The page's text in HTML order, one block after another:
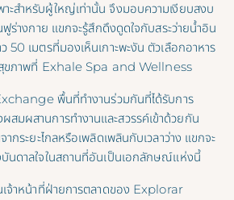
ะสำหรับผู้ใหญ่เท่านั้น จึงมอบความเงียบสงบ
ร่างกาย แขกจะรู้สึกดึงดูดใจกับสระว่ายน้ำอิน
เมตรที่มองเห็นเกาะพะงัน ตัวเลือกอาหาร
สุขภาพที่ Exhale Spa and Wellness
พื้นที่ทำงานร่วมกันที่ได้รับการ
มผสานการทำงานและสวรรค์เข้าด้วยกัน
ากระยะไกลหรือเพลิดเพลินกับเวลาว่าง แขกจะ
นดาลใจในสถานที่อันเป็นเอกลักษณ์แห่งนี้
จ้าหน้าที่ฝ่ายการตลาดของ Explorar